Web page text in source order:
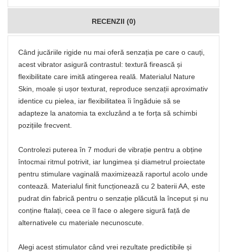
RECENZII (0)
Când jucăriile rigide nu mai oferă senzația pe care o cauți,
acest vibrator asigură contrastul: textură firească și
flexibilitate care imită atingerea reală. Materialul Nature
Skin, moale și ușor texturat, reproduce senzații aproximativ
identice cu pielea, iar flexibilitatea îi îngăduie să se
adapteze la anatomia ta excluzând a te forța să schimbi
pozițiile frecvent.
Controlezi puterea în 7 moduri de vibrație pentru a obține
întocmai ritmul potrivit, iar lungimea și diametrul proiectate
pentru stimulare vaginală maximizează raportul acolo unde
contează. Materialul finit funcționează cu 2 baterii AA, este
pudrat din fabrică pentru o senzație plăcută la început și nu
conține ftalați, ceea ce îl face o alegere sigură față de
alternativele cu materiale necunoscute.
Alegi acest stimulator când vrei rezultate predictibile și